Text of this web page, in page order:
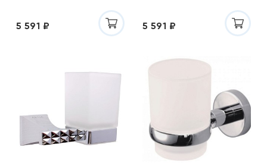
5 591 ₽ 5 591 ₽